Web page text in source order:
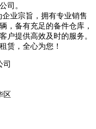
司。
业宗旨，拥有专业销售
，备有充足的备件仓库，
户提供高效及时的服务。
赁，全心为您！
司
区